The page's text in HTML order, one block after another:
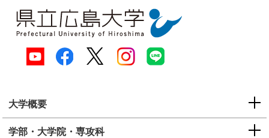
大学概要
学部・大学院・専攻科